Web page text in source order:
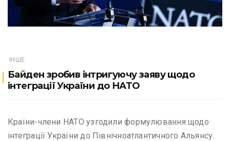
ІНШЕ
Байден зробив інтригуючу заяву щодо
інтеграції України до НАТО
Країни-члени НАТО узгодили формулювання щодо
інтеграції України до Північноатлантичного Альянсу.